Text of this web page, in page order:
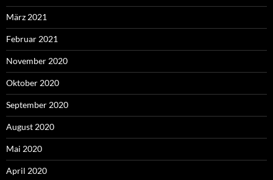
März 2021
Februar 2021
November 2020
Oktober 2020
September 2020
August 2020
Mai 2020
April 2020